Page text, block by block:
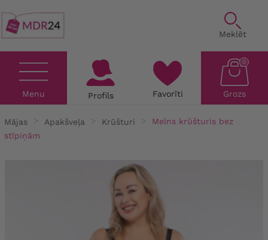
Meklēt
Menu Profils Favorīti Grozs
0
Mājas Apakšveļa Krūšturi
Melns krūšturis bez
stīpiņām